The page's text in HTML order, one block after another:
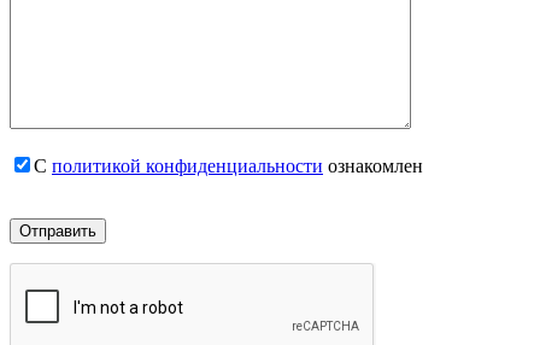
С политикой конфиденциальности ознакомлен